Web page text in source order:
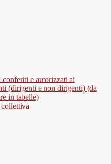
conferiti e autorizzati ai
(dirigenti e non dirigenti) (da
in tabelle)